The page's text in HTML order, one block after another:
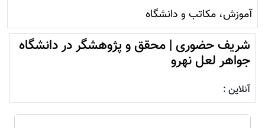
آموزش، مکاتب و دانشگاه
شریف حضوری | محقق و پژوهشگر در دانشگاه
جواهر لعل نهرو
آنلاین :